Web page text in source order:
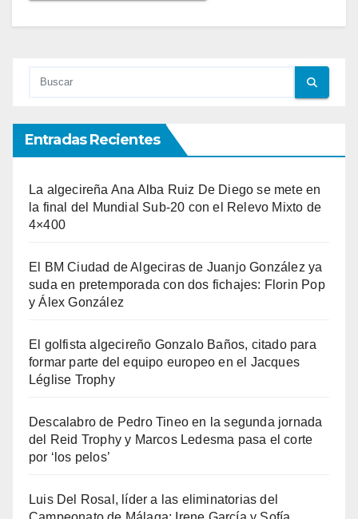
Entradas Recientes
La algecireña Ana Alba Ruiz De Diego se mete en
la final del Mundial Sub-20 con el Relevo Mixto de
4×400
El BM Ciudad de Algeciras de Juanjo González ya
suda en pretemporada con dos fichajes: Florin Pop
y Álex González
El golfista algecireño Gonzalo Baños, citado para
formar parte del equipo europeo en el Jacques
Léglise Trophy
Descalabro de Pedro Tineo en la segunda jornada
del Reid Trophy y Marcos Ledesma pasa el corte
por ‘los pelos’
Luis Del Rosal, líder a las eliminatorias del